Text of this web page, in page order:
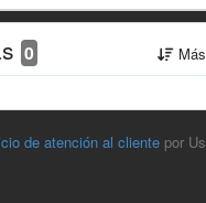
0
de atención al cliente por